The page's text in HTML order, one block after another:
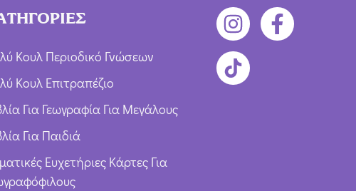
Κουλ Περιοδικό Γνώσεων
Κουλ Επιτραπέζιο
Για Γεωγραφία Για Μεγάλους
Για Παιδιά
Ευχετήριες Κάρτες Για